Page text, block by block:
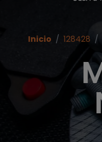
Inicio / 128428 /